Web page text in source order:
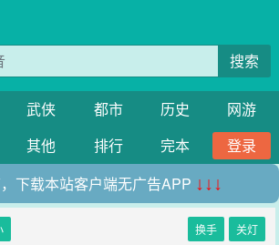
搜索
武侠 都市 历史
网游
其他 排行 完本
登录
下载本站客户端无广告APP ↓↓↓
换手 关灯